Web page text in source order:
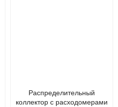
Распределительный
коллектор с расходомерами